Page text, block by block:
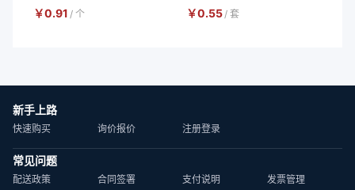
￥0.91 / 个
￥0.55 / 套
新手上路
快速购买 询价报价 注册登录
常见问题
配送政策 合同签署 支付说明 发票管理